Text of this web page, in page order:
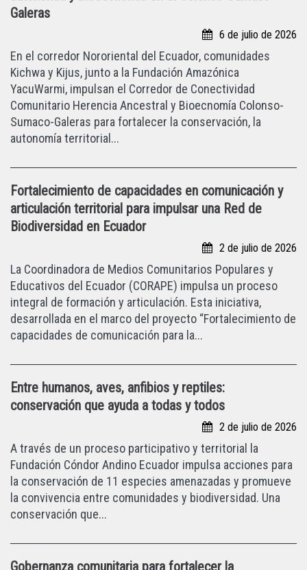
Galeras
6 de julio de 2026
En el corredor Nororiental del Ecuador, comunidades
Kichwa y Kijus, junto a la Fundación Amazónica
YacuWarmi, impulsan el Corredor de Conectividad
Comunitario Herencia Ancestral y Bioecnomía Colonso-
Sumaco-Galeras para fortalecer la conservación, la
autonomía territorial...
Fortalecimiento de capacidades en comunicación y
articulación territorial para impulsar una Red de
Biodiversidad en Ecuador
2 de julio de 2026
La Coordinadora de Medios Comunitarios Populares y
Educativos del Ecuador (CORAPE) impulsa un proceso
integral de formación y articulación. Esta iniciativa,
desarrollada en el marco del proyecto “Fortalecimiento de
capacidades de comunicación para la...
Entre humanos, aves, anfibios y reptiles:
conservación que ayuda a todas y todos
2 de julio de 2026
A través de un proceso participativo y territorial la
Fundación Cóndor Andino Ecuador impulsa acciones para
la conservación de 11 especies amenazadas y promueve
la convivencia entre comunidades y biodiversidad. Una
conservación que...
Gobernanza comunitaria para fortalecer la